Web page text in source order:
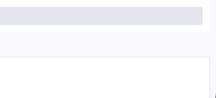
thành phải chăng nhất thị trường hiện nay.